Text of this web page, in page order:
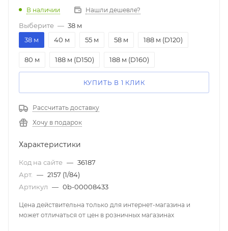
В наличии Нашли дешевле?
Выберите — 38 м
38 м
40 м 55 м 58 м 188 м (D120)
80 м 188 м (D150) 188 м (D160)
КУПИТЬ В 1 КЛИК
Рассчитать доставку
Хочу в подарок
Характеристики
Код на сайте — 36187
Арт.
— 2157 (1/84)
Артикул — 0b-00008433
Цена действительна только для интернет-магазина и
может отличаться от цен в розничных магазинах